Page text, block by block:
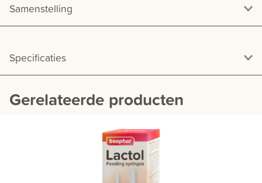
Samenstelling
Specificaties
Gerelateerde producten